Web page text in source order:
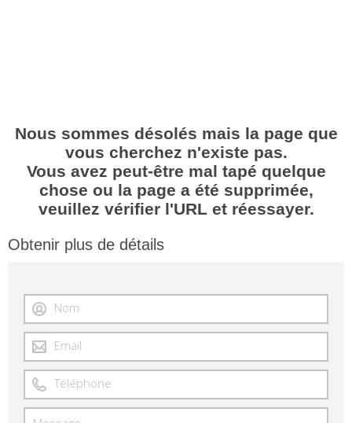
Nous sommes désolés mais la page que
vous cherchez n'existe pas.
Vous avez peut-être mal tapé quelque
chose ou la page a été supprimée,
veuillez vérifier l'URL et réessayer.
Obtenir plus de détails